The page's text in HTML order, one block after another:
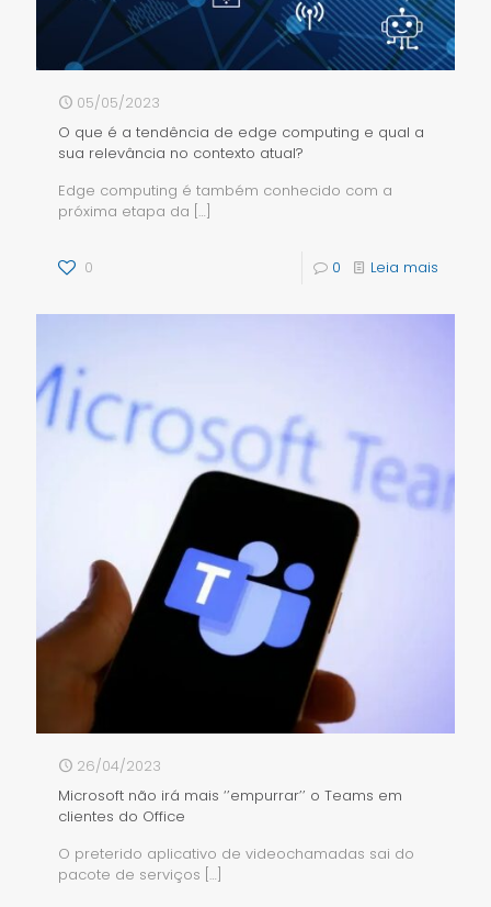
05/05/2023
O que é a tendência de edge computing e qual a
sua relevância no contexto atual?
Edge computing é também conhecido com a
próxima etapa da […]
0 0 Leia mais
26/04/2023
Microsoft não irá mais ‘’empurrar’’ o Teams em
clientes do Office
O preterido aplicativo de videochamadas sai do
pacote de serviços […]